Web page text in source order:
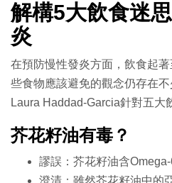
解構5大飲食迷
炎
在預防慢性發炎方面，飲食起
些食物應該避免的觀念仍存在
Laura Haddad-Garcia針對五大
芥花籽油有毒？
謬誤：芥花籽油含